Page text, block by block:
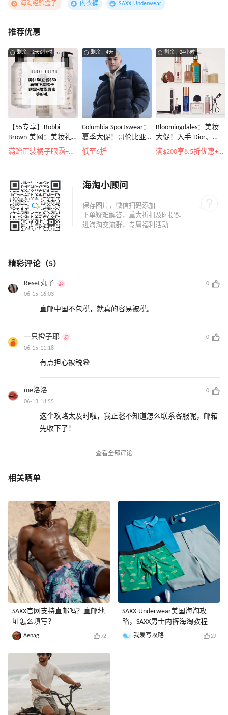
海淘经验盒子 内衣裤 SAXX Underwear
推荐优惠
剩余：2天6小时
【55专享】Bobbi
Brown 美网：美妆礼
遇！满$150立省$50
满赠正装橘子眼霜+精华唇蜜等好礼
剩余：4天
Columbia Sportswear：
夏季大促！哥伦比亚
运动热卖
低至6折
剩余：24小时
Bloomingdales：美妆
大促！入手 Dior、
Prada、TF 等
满$200享8.5折优惠+部分送好礼
海淘小顾问
精彩评论（5）
Reset丸子
0
06-15 16:03
直邮中国不包税，就真的容易被税。
一只橙子耶
0
06-15 11:18
有点担心被税😅
me洛洛
0
06-13 18:55
这个攻略太及时啦，我正愁不知道怎么联系客服呢，邮箱
先收下了！
查看全部评论
相关晒单
SAXX官网支持直邮吗？直邮地
址怎么填写？
Aenag 72
SAXX Underwear美国海淘攻
略，SAXX男士内裤海淘教程
我爱写攻略 29